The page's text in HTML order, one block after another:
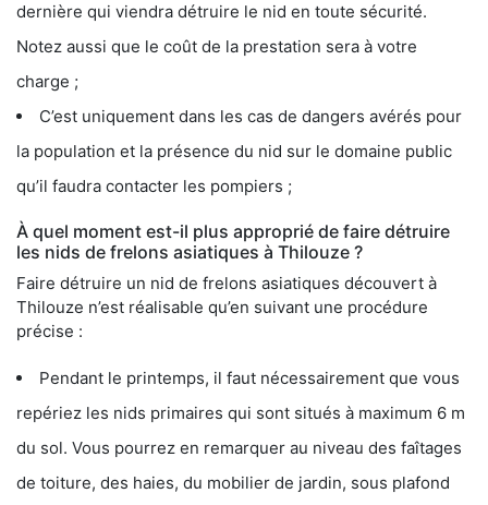
dernière qui viendra détruire le nid en toute sécurité.
Notez aussi que le coût de la prestation sera à votre
charge ;
C’est uniquement dans les cas de dangers avérés pour
la population et la présence du nid sur le domaine public
qu’il faudra contacter les pompiers ;
À quel moment est-il plus approprié de faire détruire
les nids de frelons asiatiques à Thilouze ?
Faire détruire un nid de frelons asiatiques découvert à
Thilouze n’est réalisable qu’en suivant une procédure
précise :
Pendant le printemps, il faut nécessairement que vous
repériez les nids primaires qui sont situés à maximum 6 m
du sol. Vous pourrez en remarquer au niveau des faîtages
de toiture, des haies, du mobilier de jardin, sous plafond